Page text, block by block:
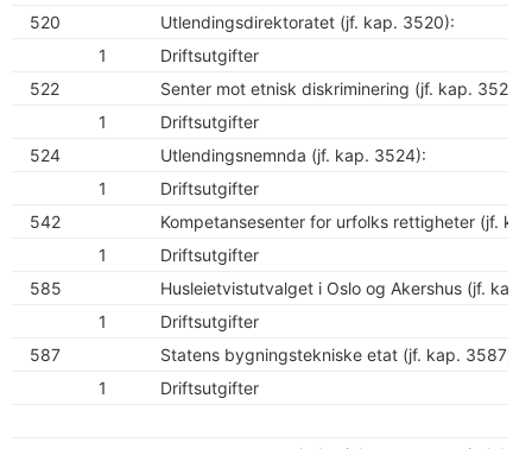
520
Utlendingsdirektoratet (jf. kap. 3520):
1
Driftsutgifter
522
Senter mot etnisk diskriminering (jf. kap. 3522):
1
Driftsutgifter
524
Utlendingsnemnda (jf. kap. 3524):
1
Driftsutgifter
542
Kompetansesenter for urfolks rettigheter (jf.
1
Driftsutgifter
585
Husleietvistutvalget i Oslo og Akershus (jf.
1
Driftsutgifter
587
Statens bygningstekniske etat (jf. kap. 3587):
1
Driftsutgifter